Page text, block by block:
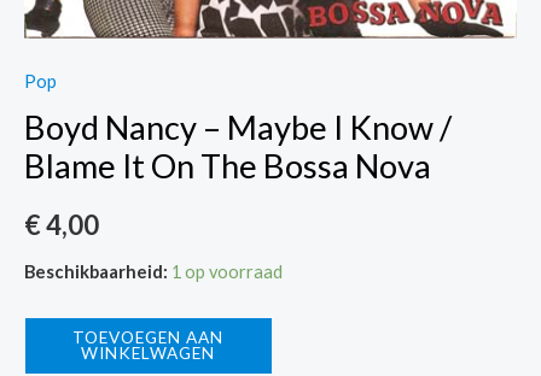
Pop
Boyd Nancy – Maybe I Know /
Blame It On The Bossa Nova
€4,00
Beschikbaarheid: 1 op voorraad
TOEVOEGEN AAN
WINKELWAGEN